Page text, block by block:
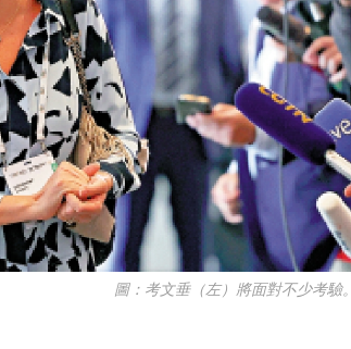
圖：考文垂（左）將面對不少考驗。